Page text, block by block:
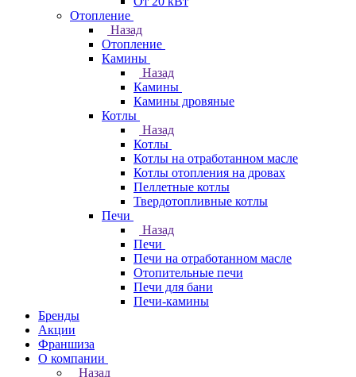
Отопление
Назад
Отопление
Камины
Назад
Камины
Камины дровяные
Котлы
Назад
Котлы
Котлы на отработанном масле
Котлы отопления на дровах
Пеллетные котлы
Твердотопливные котлы
Печи
Назад
Печи
Печи на отработанном масле
Отопительные печи
Печи для бани
Печи-камины
Бренды
Акции
Франшиза
О компании
Назад